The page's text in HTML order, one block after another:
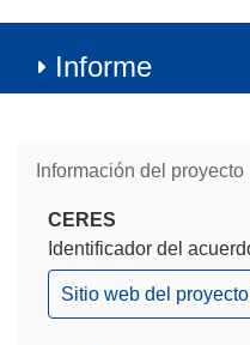
Informe
Información del proyecto
CERES
Identificador del
(se
abrirá
Sitio web del proyecto